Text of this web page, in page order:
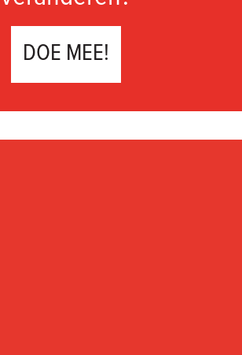
DOE MEE!